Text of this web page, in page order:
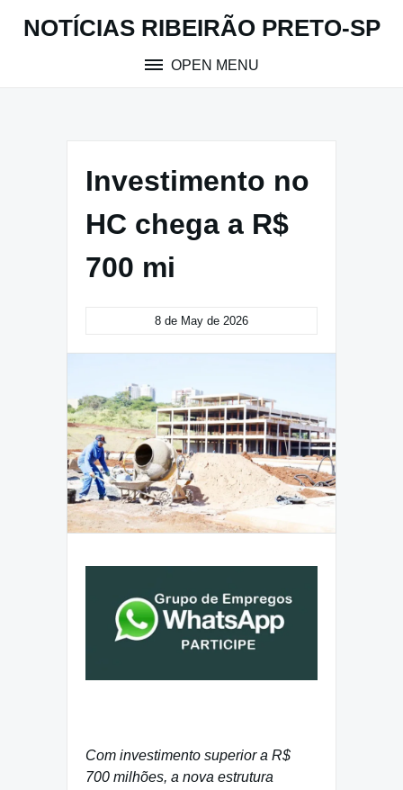
NOTÍCIAS RIBEIRÃO PRETO-SP
OPEN MENU
Investimento no
HC chega a R$
700 mi
8 de May de 2026
Com investimento superior a R$
700 milhões, a nova estrutura